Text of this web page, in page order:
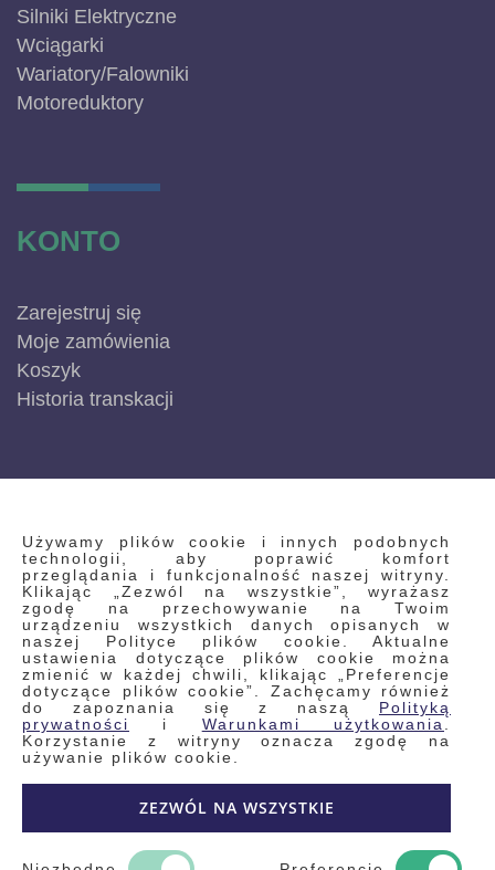
Używamy plików cookie i innych podobnych
technologii, aby poprawić komfort
przeglądania i funkcjonalność naszej witryny.
Klikając „Zezwól na wszystkie”, wyrażasz
zgodę na przechowywanie na Twoim
urządzeniu wszystkich danych opisanych w
naszej Polityce plików cookie. Aktualne
ustawienia dotyczące plików cookie można
zmienić w każdej chwili, klikając „Preferencje
dotyczące plików cookie”. Zachęcamy również
do zapoznania się z naszą Polityką
prywatności
i Warunkami użytkowania
Korzystanie z witryny oznacza zgodę na
używanie plików cookie.
ZEZWÓL NA WSZYSTKIE
Silniki Elektryczne
Wciągarki
Wariatory/Falowniki
Motoreduktory
KONTO
Zarejestruj się
Moje zamówienia
Koszyk
Historia transkacji
INFORMACJE
Regulamin
Polityka prywatności i pliki cookie
Wyszukiwane frazy
Wyszukiwanie zaawansowane
Zamówienia
Skontaktuj się z nami
Odstąp od umowy
Kontakt